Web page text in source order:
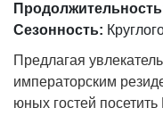
Сезонность:
Предлагая
императорским
юных гостей